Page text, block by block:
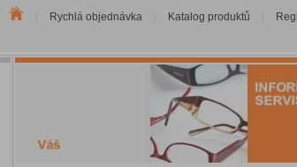
Rychlá objednávka Katalog produktů